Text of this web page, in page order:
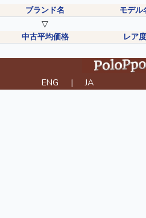
ブランド名 モデル
▽
中古平均価格 レア度
ENG | JA